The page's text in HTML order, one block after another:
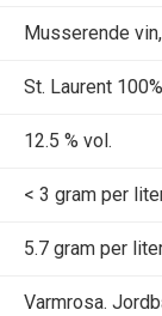
Musserende
St. Laurent 100%
12.5 % vol.
< 3 gram per
5.7 gram per
Varmrosa.